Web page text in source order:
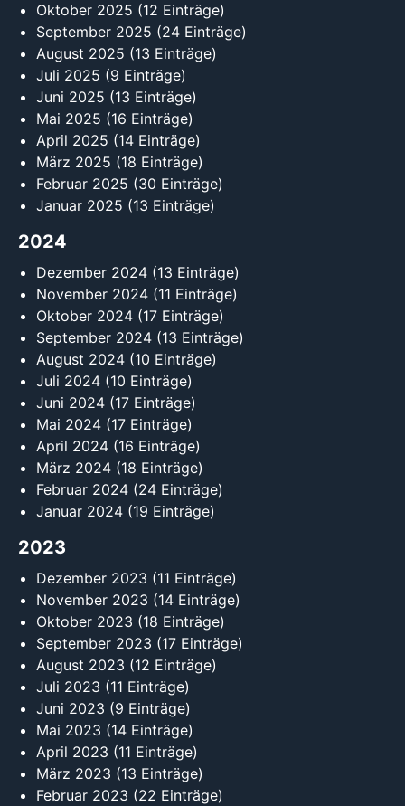
Oktober 2025 (12 Einträge)
September 2025 (24 Einträge)
August 2025 (13 Einträge)
Juli 2025 (9 Einträge)
Juni 2025 (13 Einträge)
Mai 2025 (16 Einträge)
April 2025 (14 Einträge)
März 2025 (18 Einträge)
Februar 2025 (30 Einträge)
Januar 2025 (13 Einträge)
2024
Dezember 2024 (13 Einträge)
November 2024 (11 Einträge)
Oktober 2024 (17 Einträge)
September 2024 (13 Einträge)
August 2024 (10 Einträge)
Juli 2024 (10 Einträge)
Juni 2024 (17 Einträge)
Mai 2024 (17 Einträge)
April 2024 (16 Einträge)
März 2024 (18 Einträge)
Februar 2024 (24 Einträge)
Januar 2024 (19 Einträge)
2023
Dezember 2023 (11 Einträge)
November 2023 (14 Einträge)
Oktober 2023 (18 Einträge)
September 2023 (17 Einträge)
August 2023 (12 Einträge)
Juli 2023 (11 Einträge)
Juni 2023 (9 Einträge)
Mai 2023 (14 Einträge)
April 2023 (11 Einträge)
März 2023 (13 Einträge)
Februar 2023 (22 Einträge)